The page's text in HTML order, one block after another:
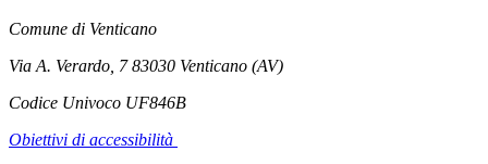
Comune di Venticano
Via A. Verardo, 7 83030 Venticano (AV)
Codice Univoco UF846B
Obiettivi di accessibilità